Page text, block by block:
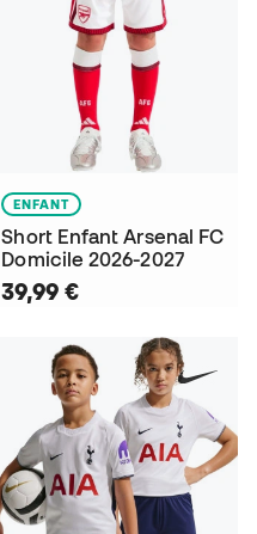
ENFANT
Short Enfant Arsenal FC
Domicile 2026-2027
39,99 €